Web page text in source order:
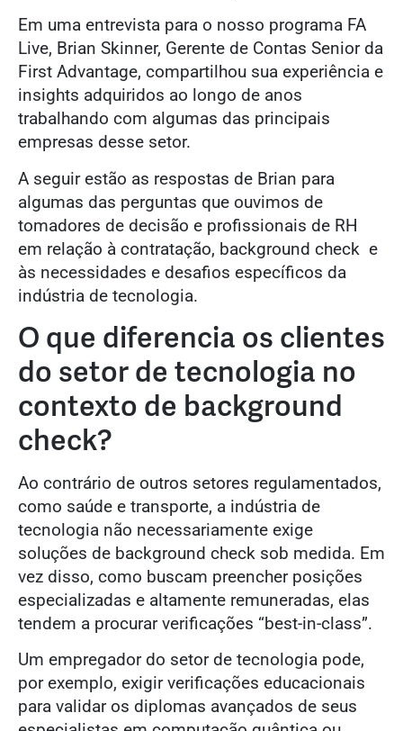
Em uma entrevista para o nosso programa FA
Live, Brian Skinner, Gerente de Contas Senior da
First Advantage, compartilhou sua experiência e
insights adquiridos ao longo de anos
trabalhando com algumas das principais
empresas desse setor.
A seguir estão as respostas de Brian para
algumas das perguntas que ouvimos de
tomadores de decisão e profissionais de RH
em relação à contratação, background check e
às necessidades e desafios específicos da
indústria de tecnologia.
O que diferencia os clientes
do setor de tecnologia no
contexto de background
check?
Ao contrário de outros setores regulamentados,
como saúde e transporte, a indústria de
tecnologia não necessariamente exige
soluções de background check sob medida. Em
vez disso, como buscam preencher posições
especializadas e altamente remuneradas, elas
tendem a procurar verificações “best-in-class”.
Um empregador do setor de tecnologia pode,
por exemplo, exigir verificações educacionais
para validar os diplomas avançados de seus